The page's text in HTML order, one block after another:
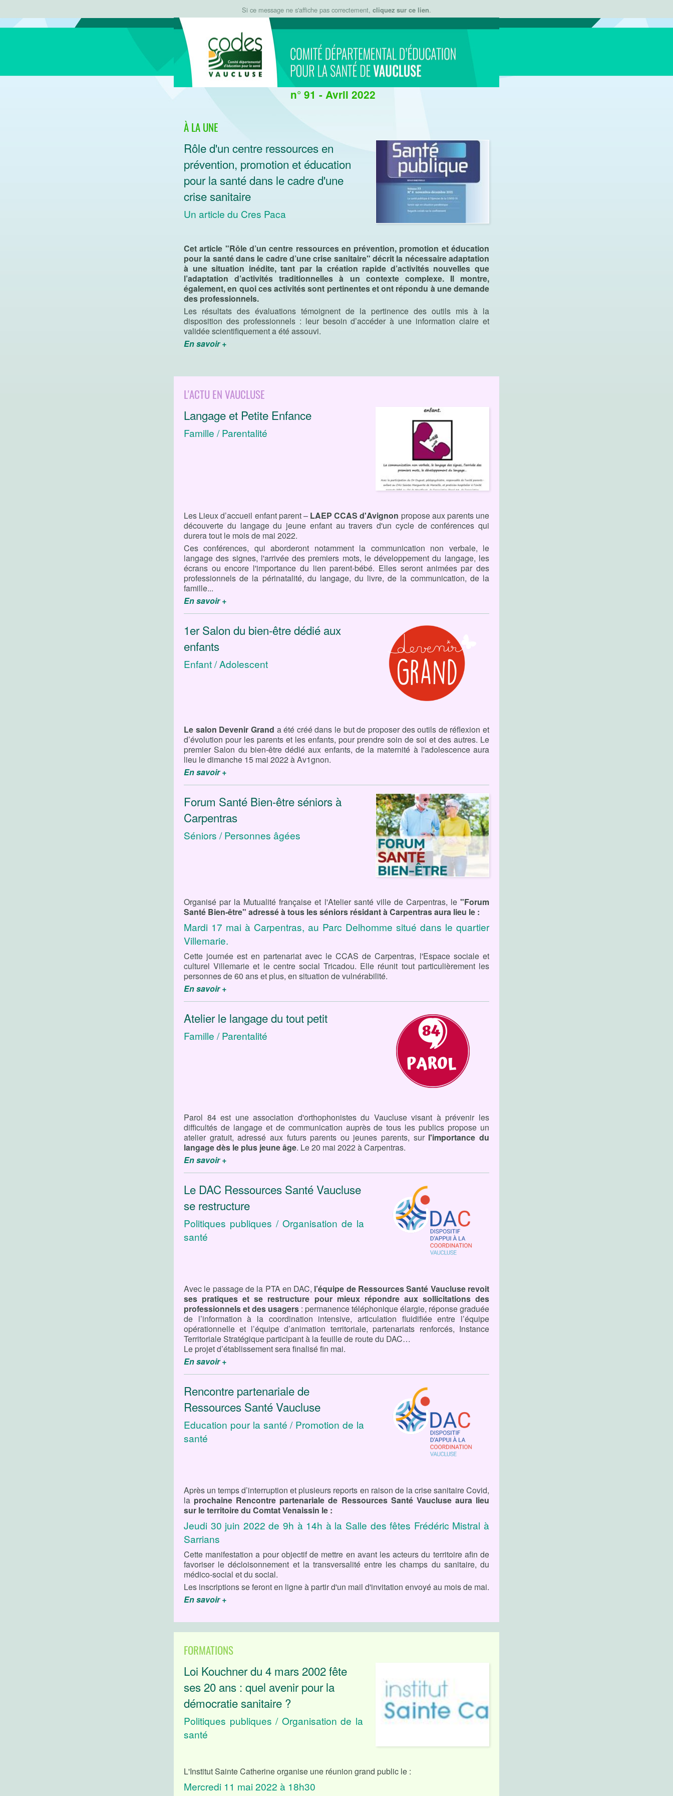
Si ce message ne s'affiche pas correctement, cliquez sur ce lien.
n° 91 - Avril 2022
À LA UNE
Rôle d'un centre ressources en
prévention, promotion et éducation
pour la santé dans le cadre d'une
crise sanitaire
Un article du Cres Paca
Cet article "Rôle d’un centre ressources en prévention, promotion et éducation
pour la santé dans le cadre d’une crise sanitaire" décrit la nécessaire adaptation
à une situation inédite, tant par la création rapide d’activités nouvelles que
l’adaptation d’activités traditionnelles à un contexte complexe. Il montre,
également, en quoi ces activités sont pertinentes et ont répondu à une demande
des professionnels.
Les résultats des évaluations témoignent de la pertinence des outils mis à la
disposition des professionnels : leur besoin d’accéder à une information claire et
validée scientifiquement a été assouvi.
En savoir +
L'ACTU EN VAUCLUSE
Langage et Petite Enfance
Famille / Parentalité
Les Lieux d’accueil enfant parent – LAEP CCAS d'Avignon propose aux parents une
découverte du langage du jeune enfant au travers d'un cycle de conférences qui
durera tout le mois de mai 2022.
Ces conférences, qui aborderont notamment la communication non verbale, le
langage des signes, l'arrivée des premiers mots, le développement du langage, les
écrans ou encore l'importance du lien parent-bébé. Elles seront animées par des
professionnels de la périnatalité, du langage, du livre, de la communication, de la
famille...
En savoir +
1er Salon du bien-être dédié aux
enfants
Enfant / Adolescent
Le salon Devenir Grand a été créé dans le but de proposer des outils de réflexion et
d’évolution pour les parents et les enfants, pour prendre soin de soi et des autres. Le
premier Salon du bien-être dédié aux enfants, de la maternité à l'adolescence aura
lieu le dimanche 15 mai 2022 à Av1gnon.
En savoir +
Forum Santé Bien-être séniors à
Carpentras
Séniors / Personnes âgées
Organisé par la Mutualité française et l'Atelier santé ville de Carpentras, le "Forum
Santé Bien-être" adressé à tous les séniors résidant à Carpentras aura lieu le :
Mardi 17 mai à Carpentras, au Parc Delhomme situé dans le quartier
Villemarie.
Cette journée est en partenariat avec le CCAS de Carpentras, l'Espace sociale et
culturel Villemarie et le centre social Tricadou. Elle réunit tout particulièrement les
personnes de 60 ans et plus, en situation de vulnérabilité.
En savoir +
Atelier le langage du tout petit
Famille / Parentalité
Parol 84 est une association d'orthophonistes du Vaucluse visant à prévenir les
difficultés de langage et de communication auprès de tous les publics propose un
atelier gratuit, adressé aux futurs parents ou jeunes parents, sur l'importance du
langage dès le plus jeune âge. Le 20 mai 2022 à Carpentras.
En savoir +
Le DAC Ressources Santé Vaucluse
se restructure
Politiques publiques / Organisation de la
santé
Avec le passage de la PTA en DAC, l’équipe de Ressources Santé Vaucluse revoit
ses pratiques et se restructure pour mieux répondre aux sollicitations des
professionnels et des usagers : permanence téléphonique élargie, réponse graduée
de l’information à la coordination intensive, articulation fluidifiée entre l’équipe
opérationnelle et l’équipe d’animation territoriale, partenariats renforcés, Instance
Territoriale Stratégique participant à la feuille de route du DAC…
Le projet d’établissement sera finalisé fin mai.
En savoir +
Rencontre partenariale de
Ressources Santé Vaucluse
Education pour la santé / Promotion de la
santé
Après un temps d’interruption et plusieurs reports en raison de la crise sanitaire Covid,
la prochaine Rencontre partenariale de Ressources Santé Vaucluse aura lieu
sur le territoire du Comtat Venaissin le :
Jeudi 30 juin 2022 de 9h à 14h à la Salle des fêtes Frédéric Mistral à
Sarrians
Cette manifestation a pour objectif de mettre en avant les acteurs du territoire afin de
favoriser le décloisonnement et la transversalité entre les champs du sanitaire, du
médico-social et du social.
Les inscriptions se feront en ligne à partir d'un mail d'invitation envoyé au mois de mai.
En savoir +
FORMATIONS
Loi Kouchner du 4 mars 2002 fête
ses 20 ans : quel avenir pour la
démocratie sanitaire ?
Politiques publiques / Organisation de la
santé
L'Institut Sainte Catherine organise une réunion grand public le :
Mercredi 11 mai 2022 à 18h30